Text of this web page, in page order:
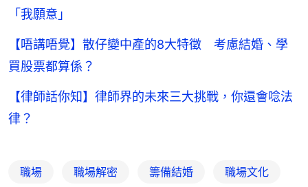
「我願意」
【唔講唔覺】散仔變中產的8大特徵 考慮結婚、學
買股票都算係？
【律師話你知】律師界的未來三大挑戰，你還會唸法
律？
職場 職場解密 籌備結婚 職場文化